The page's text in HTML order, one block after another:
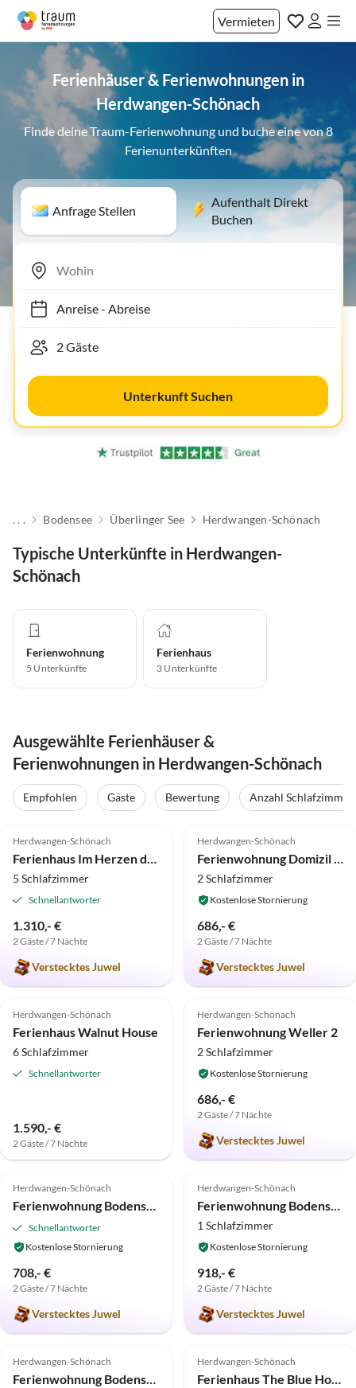
Vermieten
Ferienhäuser & Ferienwohnungen in
Herdwangen-Schönach
Finde deine Traum-Ferienwohnung und buche eine von 8
Ferienunterkünften
Anfrage Stellen
Aufenthalt Direkt
Buchen
Anreise- Abreise
Unterkunft Suchen
. . . Bodensee Überlinger See Herdwangen-Schönach
Typische Unterkünfte in Herdwangen-
Schönach
Ferienwohnung
5 Unterkünfte
Ferienhaus
3 Unterkünfte
Ausgewählte Ferienhäuser &
Ferienwohnungen in Herdwangen-Schönach
Empfohlen Gäste Bewertung
Anzahl Schlafzimmer
Herdwangen-Schönach
Ferienhaus Im Herzen der Natur
5 Schlafzimmer
Schnellantworter
1.310,- €
2 Gäste / 7 Nächte
Verstecktes Juwel
Herdwangen-Schönach
Ferienwohnung Domizil Panoramaweg
2 Schlafzimmer
Kostenlose Stornierung
686,- €
2 Gäste / 7 Nächte
Verstecktes Juwel
Top-Inserat
4.9 (9)
Herdwangen-Schönach
Ferienhaus Walnut House
6 Schlafzimmer
Schnellantworter
1.590,- €
2 Gäste / 7 Nächte
5.0 (7)
Herdwangen-Schönach
Ferienwohnung Weller 2
2 Schlafzimmer
Kostenlose Stornierung
686,- €
2 Gäste / 7 Nächte
Verstecktes Juwel
4.8 (5)
Herdwangen-Schönach
Ferienwohnung Bodensee Fernweh Perle
Schnellantworter
Kostenlose Stornierung
708,- €
2 Gäste / 7 Nächte
Verstecktes Juwel
5.0 (4)
Herdwangen-Schönach
Ferienwohnung Bodensee Fernweh Muschel
1 Schlafzimmer
Kostenlose Stornierung
918,- €
2 Gäste / 7 Nächte
Verstecktes Juwel
5.0 (2)
Herdwangen-Schönach
Ferienwohnung Bodensee-Alpenblick
Herdwangen-Schönach
Ferienhaus The Blue House